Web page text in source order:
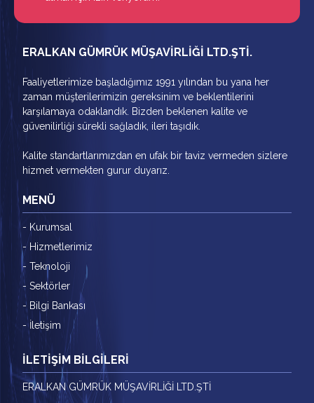
ERALKAN GÜMRÜK MÜŞAVİRLİĞİ LTD.ŞTİ.
Faaliyetlerimize başladığımız 1991 yılından bu yana her
zaman müşterilerimizin gereksinim ve beklentilerini
karşılamaya odaklandık. Bizden beklenen kalite ve
güvenilirliği sürekli sağladık, ileri taşıdık.
Kalite standartlarımızdan en ufak bir taviz vermeden sizlere
hizmet vermekten gurur duyarız.
MENÜ
- Kurumsal
- Hizmetlerimiz
- Teknoloji
- Sektörler
- Bilgi Bankası
- İletişim
İLETİŞİM BİLGİLERİ
ERALKAN GÜMRÜK MÜŞAVİRLİĞİ LTD.ŞTİ